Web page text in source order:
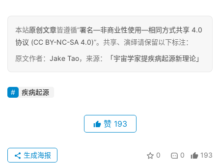
本站原创文章皆遵循“署名—非商业性使用—相同方式共享 4.0
协议 (CC BY-NC-SA 4.0)”。共享、演绎请保留以下标注：
原文作者： Jake Tao，来源： 「宇宙学家提疾病起源新理论」
疾病起源
赞 193
0 0 193
生成海报